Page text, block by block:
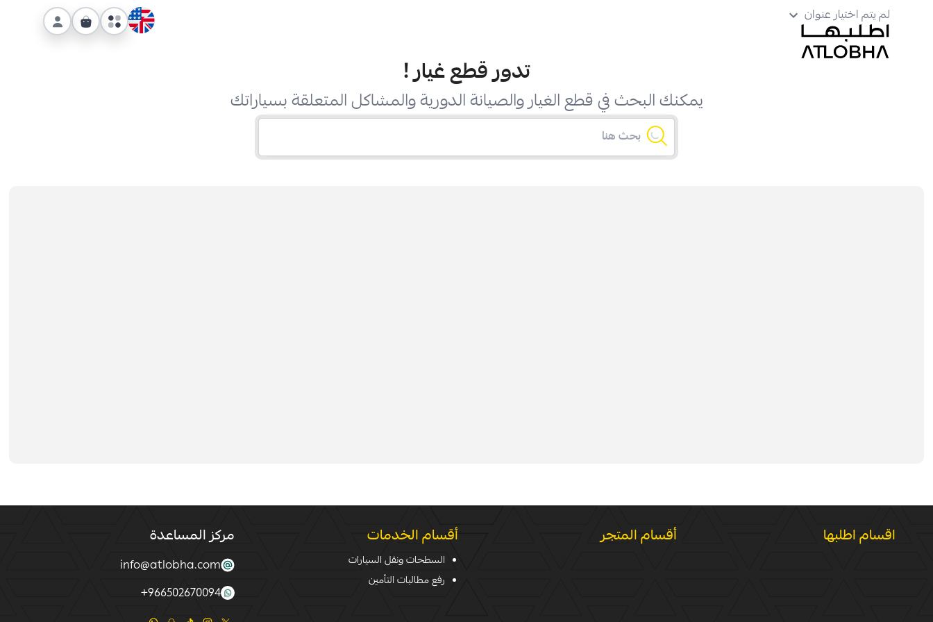
لم يتم اختيار عنوان
تدور قطع غيار!
يمكنك البحث في قطع الغيار والصيانة الدورية والمشاكل المتعلقة بسياراتك
اقسام اطلبها أقسام المتجر أقسام الخدمات
السطحات ونقل السيارات
رفع مطالبات التأمين
مركز المساعدة
info@atlobha.com
966502670094
+